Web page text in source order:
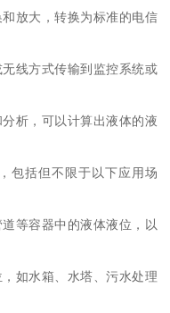
放大，转换为标准的电信
线方式传输到监控系统或
析，可以计算出液体的液
包括但不限于以下应用场
等容器中的液体液位，以
如水箱、水塔、污水处理